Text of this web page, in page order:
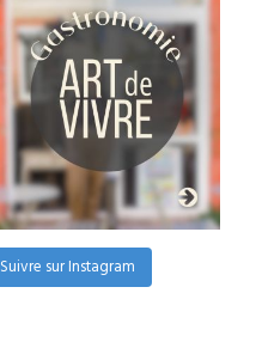
Suivre sur Instagram